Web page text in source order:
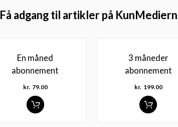
Få adgang til artikler på
En måned
abonnement
kr. 79.00
3 måneder
abonnement
kr. 199.00